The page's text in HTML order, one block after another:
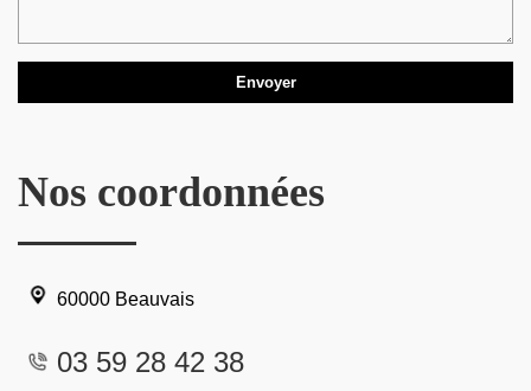
Nos coordonnées
60000 Beauvais
03 59 28 42 38